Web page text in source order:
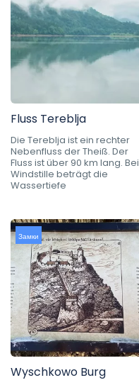
Fluss Tereblja
Die Tereblja ist ein rechter
Nebenfluss der Theiß. Der
Fluss ist über 90 km lang. Bei
Windstille beträgt die
Wassertiefe
Замки
Wyschkowo Burg